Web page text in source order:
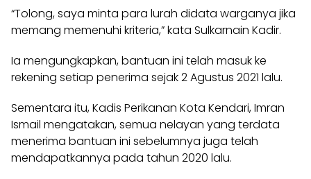
“Tolong, saya minta para lurah didata warganya jika
memang memenuhi kriteria,” kata Sulkarnain Kadir.
Ia mengungkapkan, bantuan ini telah masuk ke
rekening setiap penerima sejak 2 Agustus 2021 lalu.
Sementara itu, Kadis Perikanan Kota Kendari, Imran
Ismail mengatakan, semua nelayan yang terdata
menerima bantuan ini sebelumnya juga telah
mendapatkannya pada tahun 2020 lalu.